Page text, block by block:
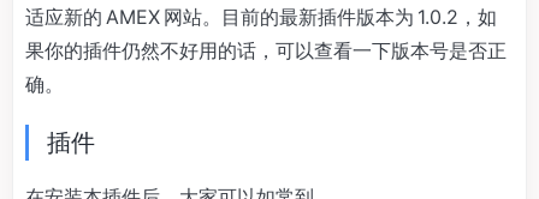
适应新的 AMEX 网站。目前的最新插件版本为 1.0.2，如
果你的插件仍然不好用的话，可以查看一下版本号是否正
确。
插件